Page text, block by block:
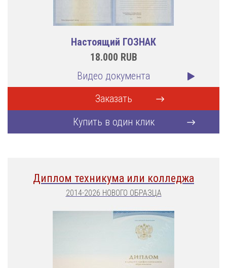
Настоящий ГОЗНАК
18.000 RUB
Видео документа
Заказать
Купить в один клик
Диплом техникума или колледжа
2014-2026 НОВОГО ОБРАЗЦА